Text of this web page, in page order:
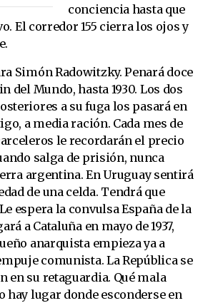
conciencia hasta que
El corredor 155 cierra los ojos y
Simón Radowitzky. Penará doce
del Mundo, hasta 1930. Los dos
a su fuga los pasará en
a media ración. Cada mes de
le recordarán el precio
salga de prisión, nunca
argentina. En Uruguay sentirá
de una celda. Tendrá que
espera la convulsa España de la
a Cataluña en mayo de 1937,
anarquista empieza ya a
comunista. La República se
en su retaguardia. Qué mala
hay lugar donde esconderse en